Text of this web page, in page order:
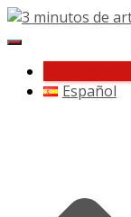
Cambiar
navegación
Español